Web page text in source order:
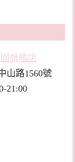
旗艦店
山路1560號
21:00